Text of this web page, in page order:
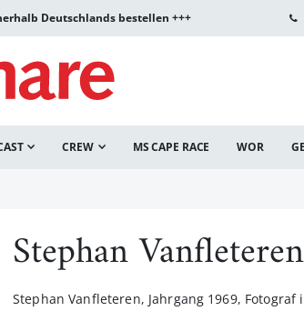
Deutschlands bestellen +++
CREW MS CAPE RACE WOR
Stephan Vanfleteren
Stephan Vanfleteren, Jahrgang 1969, Fotograf